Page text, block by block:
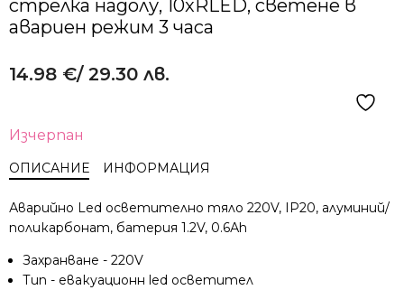
стрелка надолу, 10xRLED, светене в
авариен режим 3 часа
14.98 €/ 29.30 лв.
Изчерпан
ОПИСАНИЕ ИНФОРМАЦИЯ
Аварийно Led осветително тяло 220V, IP20, алуминий/
поликарбонат, батерия 1.2V, 0.6Аh
Захранване - 220V
Тип - евакуационн led осветител